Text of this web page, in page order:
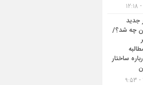
جدید
چه شد؟/
ساختار